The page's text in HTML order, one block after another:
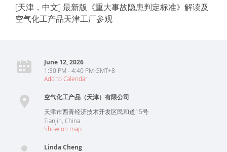
[天津，中文] 最新版《重大事故隐患判定标准》解读及
空气化工产品天津工厂参观
June 12, 2026
1:30 PM - 4:40 PM GMT+8
Add to Calendar
空气化工产品（天津）有限公司
天津市西青经济技术开发区民和道15号
Tianjin China
Show on map
Linda Cheng